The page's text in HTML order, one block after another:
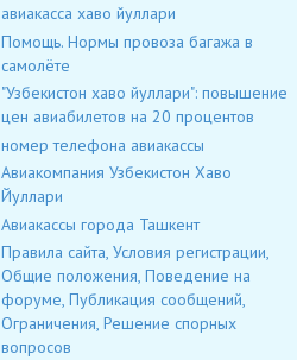
авиакасса хаво йуллари
Помощь. Нормы провоза багажа в
самолёте
"Узбекистон хаво йуллари": повышение
цен авиабилетов на 20 процентов
номер телефона авиакассы
Авиакомпания Узбекистон Хаво
Йуллари
Авиакассы города Ташкент
Правила сайта, Условия регистрации,
Общие положения, Поведение на
форуме, Публикация сообщений,
Ограничения, Решение спорных
вопросов